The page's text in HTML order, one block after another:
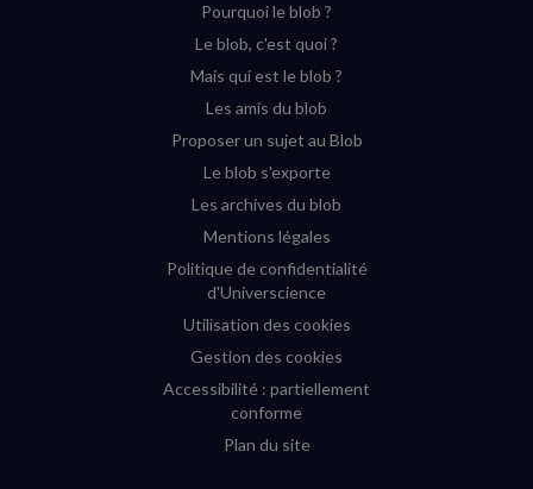
Instagram
(nouvelle
Facebook
(nouvelle
Pourquoi le blob ?
Le blob, c'est quoi ?
Mais qui est le blob ?
Les amis du blob
Proposer un sujet au Blob
Le blob s'exporte
Les archives du blob
Mentions légales
Politique de confidentialité
d'Universcience
Utilisation des cookies
Gestion des cookies
Accessibilité : partiellement
conforme
Plan du site